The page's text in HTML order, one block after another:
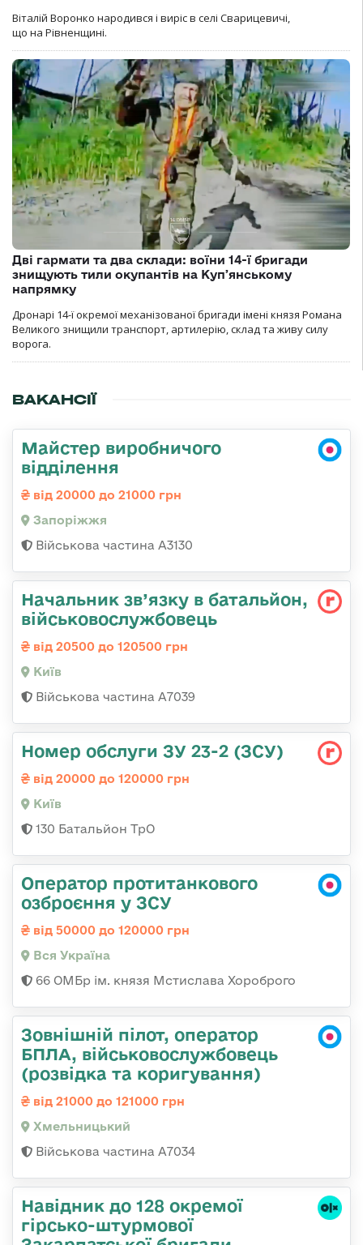
Віталій Воронко народився і виріс в селі Сварицевичі,
що на Рівненщині.
Дві гармати та два склади: воїни 14-ї бригади
знищують тили окупантів на Купʼянському
напрямку
Дронарі 14-ї окремої механізованої бригади імені князя Романа
Великого знищили транспорт, артилерію, склад та живу силу
ворога.
ВАКАНСІЇ
Майстер виробничого
відділення
від 20000 до 21000 грн
Запоріжжя
Військова частина А3130
Начальник зв’язку в батальйон,
військовослужбовець
від 20500 до 120500 грн
Київ
Військова частина А7039
Номер обслуги ЗУ 23-2 (ЗСУ)
від 20000 до 120000 грн
Київ
130 Батальйон ТрО
Оператор протитанкового
озброєння у ЗСУ
від 50000 до 120000 грн
Вся Україна
66 ОМБр ім. князя Мстислава Хороброго
Зовнішній пілот, оператор
БПЛА, військовослужбовець
(розвідка та коригування)
від 21000 до 121000 грн
Хмельницький
Військова частина А7034
Навідник до 128 окремої
гірсько-штурмової